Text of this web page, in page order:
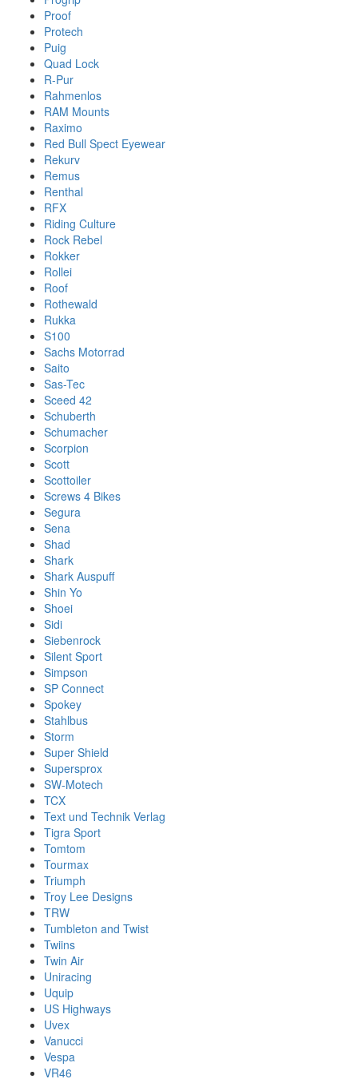
Proof
Protech
Puig
Quad Lock
R-Pur
Rahmenlos
RAM Mounts
Raximo
Red Bull Spect Eyewear
Rekurv
Remus
Renthal
RFX
Riding Culture
Rock Rebel
Rokker
Rollei
Roof
Rothewald
Rukka
S100
Sachs Motorrad
Saito
Sas-Tec
Sceed 42
Schuberth
Schumacher
Scorpion
Scott
Scottoiler
Screws 4 Bikes
Segura
Sena
Shad
Shark
Shark Auspuff
Shin Yo
Shoei
Sidi
Siebenrock
Silent Sport
Simpson
SP Connect
Spokey
Stahlbus
Storm
Super Shield
Supersprox
SW-Motech
TCX
Text und Technik Verlag
Tigra Sport
Tomtom
Tourmax
Triumph
Troy Lee Designs
TRW
Tumbleton and Twist
Twiins
Twin Air
Uniracing
Uquip
US Highways
Uvex
Vanucci
Vespa
VR46